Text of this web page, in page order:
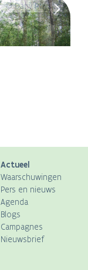
© Dany Ruysen
Actueel
Waarschuwingen
Pers en nieuws
Agenda
Blogs
Campagnes
Nieuwsbrief